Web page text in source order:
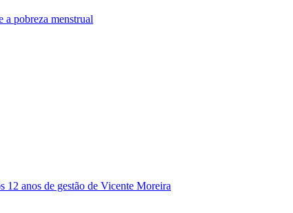
a pobreza menstrual
12 anos de gestão de Vicente Moreira